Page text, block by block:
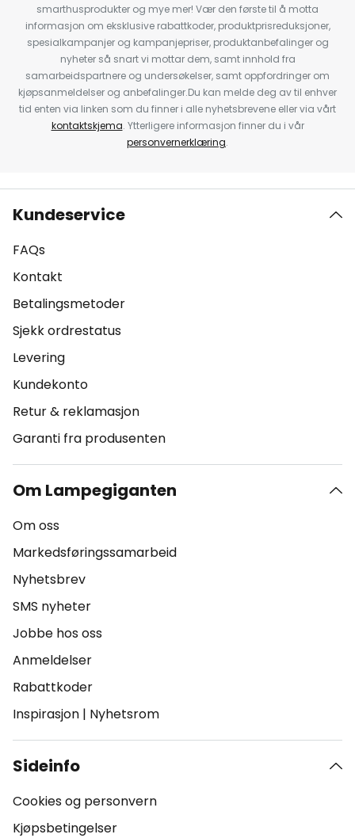
smarthusprodukter og mye mer! Vær den første til å motta
informasjon om eksklusive rabattkoder, produktprisreduksjoner,
spesialkampanjer og kampanjepriser, produktanbefalinger og
nyheter så snart vi mottar dem, samt innhold fra
samarbeidspartnere og undersøkelser, samt oppfordringer om
kjøpsanmeldelser og anbefalinger.Du kan melde deg av til enhver
tid enten via linken som du finner i alle nyhetsbrevene eller via vårt
kontaktskjema. Ytterligere informasjon finner du i vår
personvernerklæring.
Kundeservice
FAQs
Kontakt
Betalingsmetoder
Sjekk ordrestatus
Levering
Kundekonto
Retur & reklamasjon
Garanti fra produsenten
Om Lampegiganten
Om oss
Markedsføringssamarbeid
Nyhetsbrev
SMS nyheter
Jobbe hos oss
Anmeldelser
Rabattkoder
Inspirasjon | Nyhetsrom
Sideinfo
Cookies og personvern
Kjøpsbetingelser